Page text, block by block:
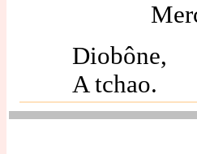
Diobône,
A tchao.